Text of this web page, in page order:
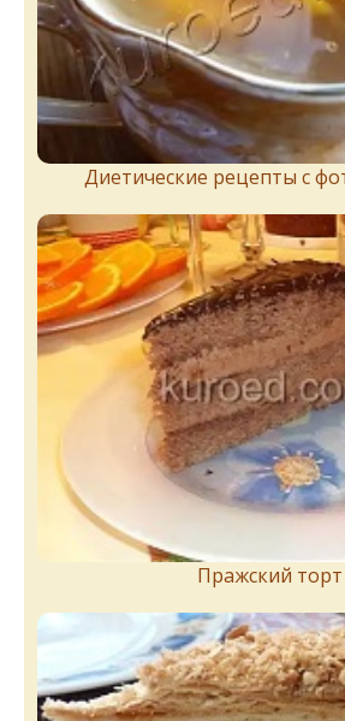
Диетические рецепты с
Пражский торт